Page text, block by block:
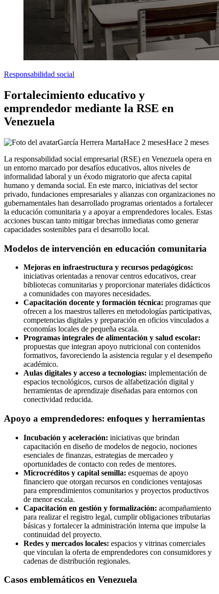
Responsabilidad social
Fortalecimiento educativo y
emprendedor mediante la RSE en
Venezuela
García Herrera MartaHace 2 mesesHace 2 meses
La responsabilidad social empresarial (RSE) en Venezuela opera en
un entorno marcado por desafíos educativos, altos niveles de
informalidad laboral y un éxodo migratorio que afecta capital
humano y demanda social. En este marco, iniciativas del sector
privado, fundaciones empresariales y alianzas con organizaciones no
gubernamentales han desarrollado programas orientados a fortalecer
la educación comunitaria y a apoyar a emprendedores locales. Estas
acciones buscan tanto mitigar brechas inmediatas como generar
capacidades sostenibles para el desarrollo local.
Modelos de intervención en educación comunitaria
Mejoras en infraestructura y recursos pedagógicos:
iniciativas orientadas a renovar centros educativos, crear
bibliotecas comunitarias y proporcionar materiales didácticos
a comunidades con mayores necesidades.
Capacitación docente y formación técnica: programas que
ofrecen a los maestros talleres en metodologías participativas,
competencias digitales y preparación en oficios vinculados a
economías locales de pequeña escala.
Programas integrales de alimentación y salud escolar:
propuestas que integran apoyo nutricional con contenidos
formativos, favoreciendo la asistencia regular y el desempeño
académico.
Aulas digitales y acceso a tecnologías: implementación de
espacios tecnológicos, cursos de alfabetización digital y
herramientas de aprendizaje diseñadas para entornos con
conectividad reducida.
Apoyo a emprendedores: enfoques y herramientas
Incubación y aceleración: iniciativas que brindan
capacitación en diseño de modelos de negocio, nociones
esenciales de finanzas, estrategias de mercadeo y
oportunidades de contacto con redes de mentores.
Microcréditos y capital semilla: esquemas de apoyo
financiero que otorgan recursos en condiciones ventajosas
para emprendimientos comunitarios y proyectos productivos
de menor escala.
Capacitación en gestión y formalización: acompañamiento
para realizar el registro legal, cumplir obligaciones tributarias
básicas y fortalecer la administración interna que impulse la
continuidad del proyecto.
Redes y mercados locales: espacios y vitrinas comerciales
que vinculan la oferta de emprendedores con consumidores y
cadenas de distribución regionales.
Casos emblemáticos en Venezuela